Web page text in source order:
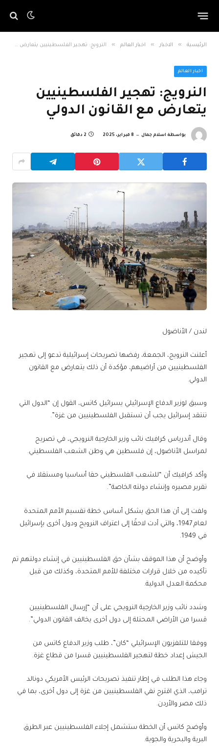
الرئيسية » الاخبار » اخبار العالم » النرويج: تهجير الفلسطينيين يتعارض مع القانون الدولي
اخبار العالم
النرويج: تهجير الفلسطينيين
يتعارض مع القانون الدولي
بواسطة اسلام جمال 8 فبراير، 2025 2 دقائق
لندن / الأناضول
أعلنت النرويج، الجمعة، رفضها تصريحات إسرائيلية تدعو إلى تهجير
الفلسطينيين من أراضيهم، مؤكدة أن ذلك يتعارض مع القانون
الدولي.
وسبق لوزير الدفاع الإسرائيلي يسرائيل كاتس، القول إن “الدول التي
تنتقد إسرائيل يجب أن تستقبل الفلسطينيين من غزة”.
وقال أندرياس كرافيك نائب وزير الخارجية النرويجي، في تصريح
لمراسل الأناضول، إن فلسطين هي وطن الشعب الفلسطيني.
وأكد كرافيك أن “للشعب الفلسطيني حقا أساسيا ومستقلا في
تقرير مصيره وإنشاء دولته الخاصة”.
ولفت إلى أن هذا الحق يشكل أساس خطة تقسيم الأمم المتحدة
لعام 1947، والتي أدت لاحقًا إلى اعتراف النرويج ودول أخرى بإسرائيل
في 1949.
وأوضح أن هذا الموقف بشأن حق الفلسطينيين في إنشاء دولتهم تم
تأكيده من خلال قرارات مختلفة للأمم المتحدة، وكذلك من قبل
محكمة العدل الدولية.
وشدد نائب وزير الخارجية النرويجي على أن “إرسال الفلسطينيين
قسرا من الأراضي المحتلة إلى دول أخرى يخالف القانون الدولي”.
ووفقا للتلفزيون الإسرائيلي “كان”، طلب وزير الدفاع كاتس من
الجيش إعداد خطة لتهجير الفلسطينيين قسرا من قطاع غزة.
وجاء هذا الطلب في إطار تنفيذ تصريحات الرئيس الأمريكي دونالد
ترامب، الذي اقترح نفي الفلسطينيين من غزة إلى دول أخرى، بما في
ذلك مصر والأردن.
وأوضح كاتس أن الخطة ستشمل إجلاء الفلسطينيين عبر الطرق
البرية والبحرية والجوية.